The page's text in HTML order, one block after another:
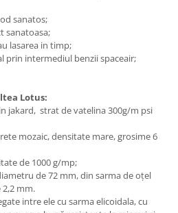
sanatos;
sanatoasa;
lasarea in timp;
prin intermediul benzii spaceair;
Lotus:
jakard, strat de vatelina 300g/m psi
mozaic, densitate mare, grosime 6
de 1000 g/mp;
de 72 mm, din sarma de oţel
mm.
intre ele cu sarma elicoidala, cu